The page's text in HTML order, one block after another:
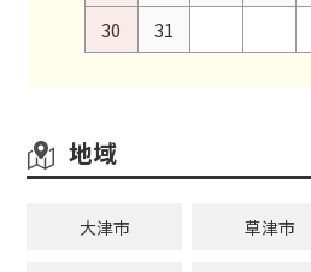
30
31
地域
大津市 草津市